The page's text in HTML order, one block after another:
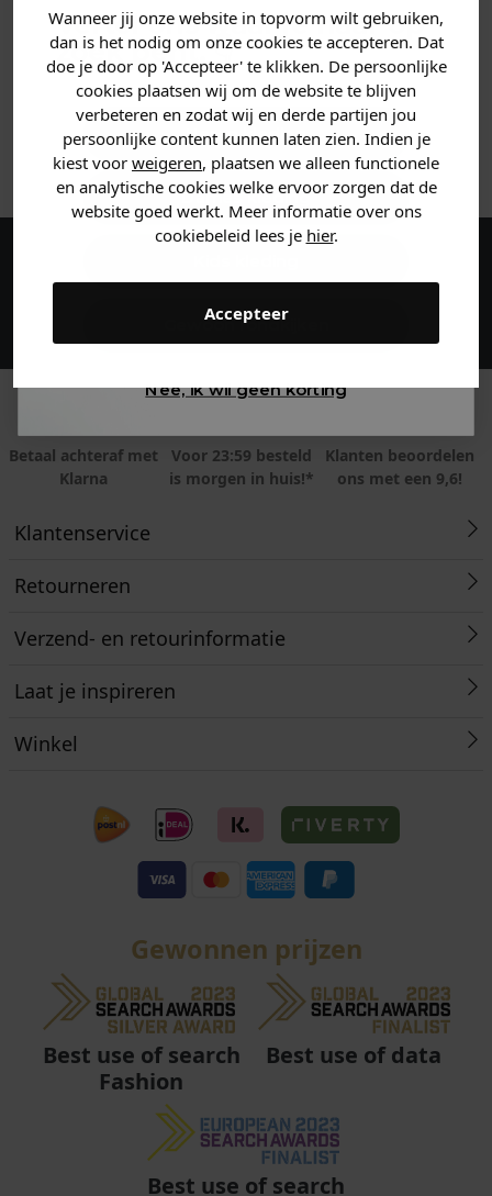
Wanneer jij onze website in topvorm wilt gebruiken,
dan is het nodig om onze cookies te accepteren. Dat
doe je door op 'Accepteer' te klikken. De persoonlijke
cookies plaatsen wij om de website te blijven
verbeteren en zodat wij en derde partijen jou
persoonlijke content kunnen laten zien. Indien je
kiest voor weigeren, plaatsen we alleen functionele
en analytische cookies welke ervoor zorgen dat de
website goed werkt. Meer informatie over ons
cookiebeleid lees je hier.
Accepteer
PRODUCTINFORMATIE
MATERIAAL & WASVOORSCHRIFT
ANDERE BESTELDEN OOK
Maak een account aan en ontvang 5%
korting op je eerste bestelling!
Betaal achteraf met
Klarna
Voor 23:59 besteld
is morgen in huis!*
Klanten beoordelen
ons met een 9,6!
Klantenservice
Retourneren
Verzend- en retourinformatie
Laat je inspireren
Winkel
Gewonnen prijzen
Best use of search
Fashion
Best use of data
Best use of search
Vertel ons waar je naar op
zoek bent. 👇
Heren kleding
Dames kleding
Gewoon rondkijken
Nee, ik wil geen korting